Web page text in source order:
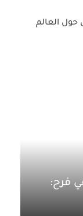
حول العالم
مع ماغي فرح: